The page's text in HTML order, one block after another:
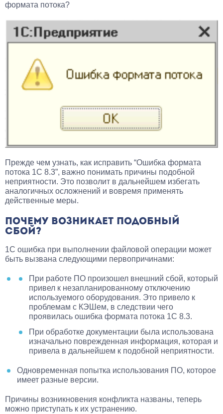
формата потока?
Прежде чем узнать, как исправить “Ошибка формата
потока 1С 8.3”, важно понимать причины подобной
неприятности. Это позволит в дальнейшем избегать
аналогичных осложнений и вовремя применять
действенные меры.
ПОЧЕМУ ВОЗНИКАЕТ ПОДОБНЫЙ
СБОЙ?
1С ошибка при выполнении файловой операции может
быть вызвана следующими первопричинами:
При работе ПО произошел внешний сбой, который
привел к незапланированному отключению
используемого оборудования. Это привело к
проблемам с КЭШем, в следствии чего
проявилась ошибка формата потока 1С 8.3.
При обработке документации была использована
изначально поврежденная информация, которая и
привела в дальнейшем к подобной неприятности.
Одновременная попытка использования ПО, которое
имеет разные версии.
Причины возникновения конфликта названы, теперь
можно приступать к их устранению.